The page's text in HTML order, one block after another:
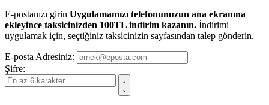
E-postanızı girin Uygulamamızı telefonunuzun ana ekranına
ekleyince taksicinizden 100TL indirim kazanın. İndirimi
uygulamak için, seçtiğiniz taksicinizin sayfasından talep gönderin.
E-posta Adresiniz:
Şifre: